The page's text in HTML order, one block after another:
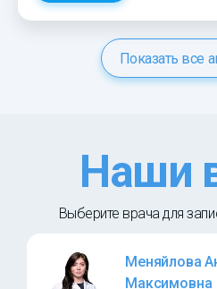
Показать все
Наши
Выберите врача для
Меняйлова
Максимовна